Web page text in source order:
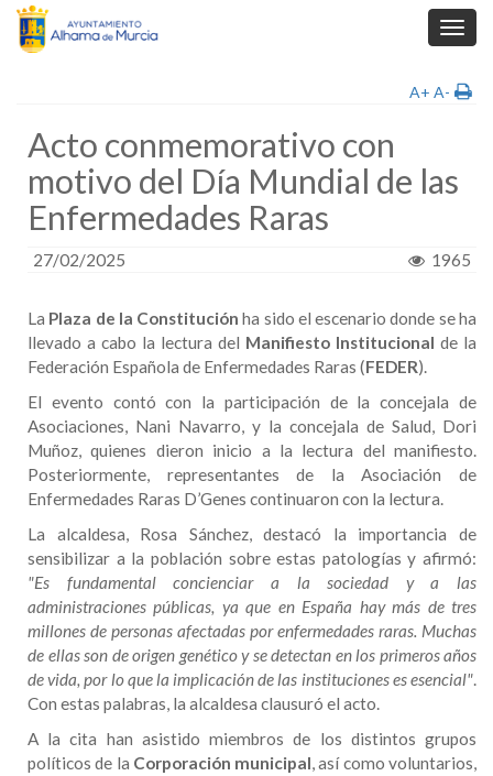
A+ A-
Acto conmemorativo con
motivo del Día Mundial de las
Enfermedades Raras
27/02/2025 1965
La Plaza de la Constituciónha sido el escenario donde se ha
llevado a cabo la lectura del Manifiesto Institucional de la
Federación Española de Enfermedades Raras (FEDER).
El evento contó con la participación de la concejala de
Asociaciones, Nani Navarro, y la concejala de Salud, Dori
Muñoz, quienes dieron inicio a la lectura del manifiesto.
Posteriormente, representantes de la Asociación de
Enfermedades Raras D’Genes continuaron con la lectura.
La alcaldesa, Rosa Sánchez, destacó la importancia de
sensibilizar a la población sobre estas patologías y afirmó:
"Es fundamental concienciar a la sociedad y a las
administraciones públicas, ya que en España hay más de tres
millones de personas afectadas por enfermedades raras. Muchas
de ellas son de origen genético y se detectan en los primeros años
de vida, por lo que la implicación de las instituciones es esencial".
Con estas palabras, la alcaldesa clausuró el acto.
A la cita han asistido miembros de los distintos grupos
políticos de la Corporación municipal, así como voluntarios,